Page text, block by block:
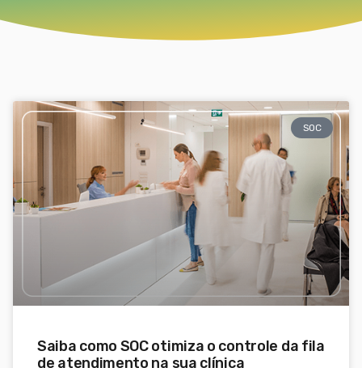
SOC
Saiba como SOC otimiza o controle da fila
de atendimento na sua clínica